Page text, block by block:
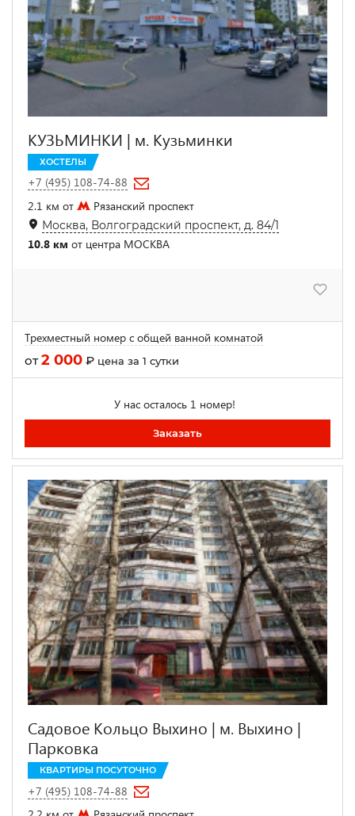
КУЗЬМИНКИ | м. Кузьминки
ХОСТЕЛЫ
+7 (495) 108-74-88
2.1 км от
Рязанский проспект
Москва, Волгоградский проспект, д. 84/1
10.8 км от центра МОСКВА
Трехместный номер с общей ванной комнатой
от2 000 ₽ цена за 1 сутки
У нас осталось 1 номер!
Заказать
Садовое Кольцо Выхино | м. Выхино |
Парковка
КВАРТИРЫ ПОСУТОЧНО
+7 (495) 108-74-88